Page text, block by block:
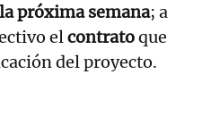
próxima semana; a
elcontratoque
del proyecto.